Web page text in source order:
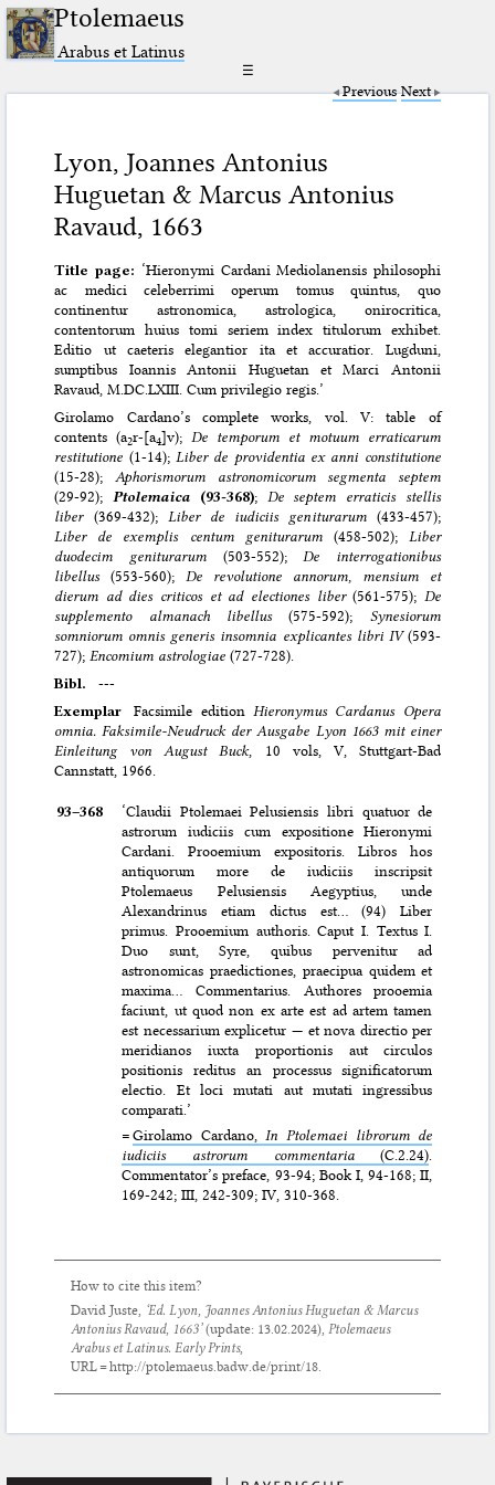
Ptolemaeus
Arabus et Latinus
☰
Previous Next
Lyon, Joannes Antonius
Huguetan & Marcus Antonius
Ravaud, 1663
Title page: ‘Hieronymi Cardani Mediolanensis philosophi
ac medici celeberrimi operum tomus quintus, quo
continentur astronomica, astrologica, onirocritica,
contentorum huius tomi seriem index titulorum exhibet.
Editio ut caeteris elegantior ita et accuratior. Lugduni,
sumptibus Ioannis Antonii Huguetan et Marci Antonii
Ravaud, M.DC.LXIII. Cum privilegio regis.’
Girolamo Cardano’s complete works, vol. V: table of
contents (a2r-[a4]v); De temporum et motuum erraticarum
restitutione (1-14); Liber de providentia ex anni constitutione
(15-28); Aphorismorum astronomicorum segmenta septem
(29-92); Ptolemaica (93-368); De septem erraticis stellis
liber(369-432); Liber de iudiciis geniturarum(433-457);
Liber de exemplis centum geniturarum(458-502); Liber
duodecim geniturarum(503-552); De interrogationibus
libellus(553-560); De revolutione annorum, mensium et
dierum ad dies criticos et ad electiones liber(561-575); De
supplemento almanach libellus(575-592); Synesiorum
somniorum omnis generis insomnia explicantes libri IV(593-
727); Encomium astrologiae (727-728).
Bibl.---
ExemplarFacsimile edition Hieronymus Cardanus Opera
omnia. Faksimile-Neudruck der Ausgabe Lyon 1663 mit einer
Einleitung von August Buck, 10 vols, V, Stuttgart-Bad
Cannstatt, 1966.
93–⁠368
‘Claudii Ptolemaei Pelusiensis libri quatuor de
astrorum iudiciis cum expositione Hieronymi
Cardani. Prooemium expositoris. Libros hos
antiquorum more de iudiciis inscripsit
Ptolemaeus Pelusiensis Aegyptius, unde
Alexandrinus etiam dictus est… (94) Liber
primus. Prooemium authoris. Caput I. Textus I.
Duo sunt, Syre, quibus pervenitur ad
astronomicas praedictiones, praecipua quidem et
maxima… Commentarius. Authores prooemia
faciunt, ut quod non ex arte est ad artem tamen
est necessarium explicetur — et nova directio per
meridianos iuxta proportionis aut circulos
positionis reditus an processus significatorum
electio. Et loci mutati aut mutati ingressibus
comparati.’
=Girolamo Cardano,In Ptolemaei librorum de
iudiciis astrorum commentaria(C.2.24).
Commentator’s preface, 93-94; Book I, 94-168; II,
169-242; III, 242-309; IV, 310-368.
How to cite this item?
David Juste, ‘Ed. Lyon, Joannes Antonius Huguetan & Marcus
Antonius Ravaud, 1663’(update: 13.02.2024),Ptolemaeus
Arabus et Latinus. Early Prints,
URL = http://ptolemaeus.badw.de/print/18.